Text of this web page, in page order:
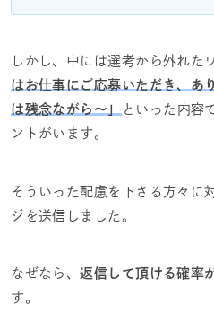
しかし、中には選考から外れた
はお仕事にご応募いただき、あ
は残念ながら～」
といった内容
ントがいます。
そういった配慮を下さる方々に
ジを送信しました。
なぜなら、返信して頂ける確率
す。